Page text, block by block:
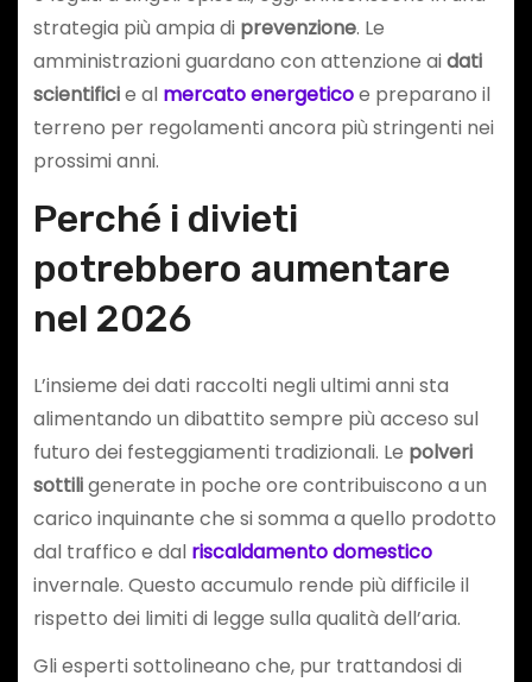
strategia più ampia di prevenzione. Le
amministrazioni guardano con attenzione aidati
scientificie al mercato energeticoe preparano il
terreno per regolamenti ancora più stringenti nei
prossimi anni.
Perché i divieti
potrebbero aumentare
nel 2026
L’insieme dei dati raccolti negli ultimi anni sta
alimentando un dibattito sempre più acceso sul
futuro dei festeggiamenti tradizionali. Le polveri
sottiligenerate in poche ore contribuiscono a un
carico inquinante che si somma a quello prodotto
dal traffico e dal riscaldamento domestico
invernale. Questo accumulo rende più difficile il
rispetto dei limiti di legge sulla qualità dell’aria.
Gli esperti sottolineano che, pur trattandosi di